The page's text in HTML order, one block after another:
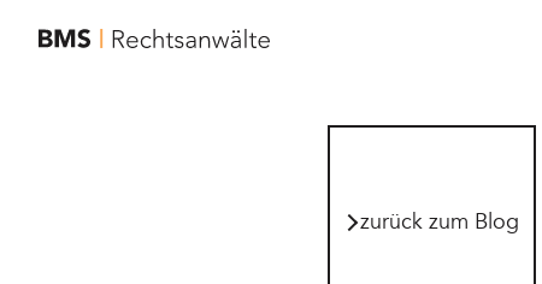
zur Startseite von BMS Rechtsanwälte
zurück zum Blog